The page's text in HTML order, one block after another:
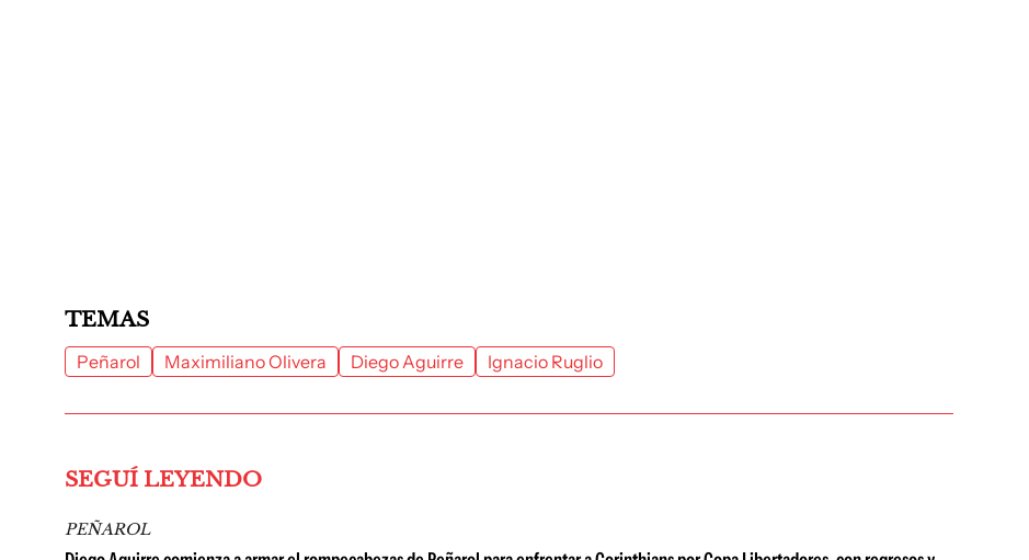
TEMAS
Peñarol Maximiliano Olivera Diego Aguirre Ignacio Ruglio
SEGUÍ LEYENDO
PEÑAROL